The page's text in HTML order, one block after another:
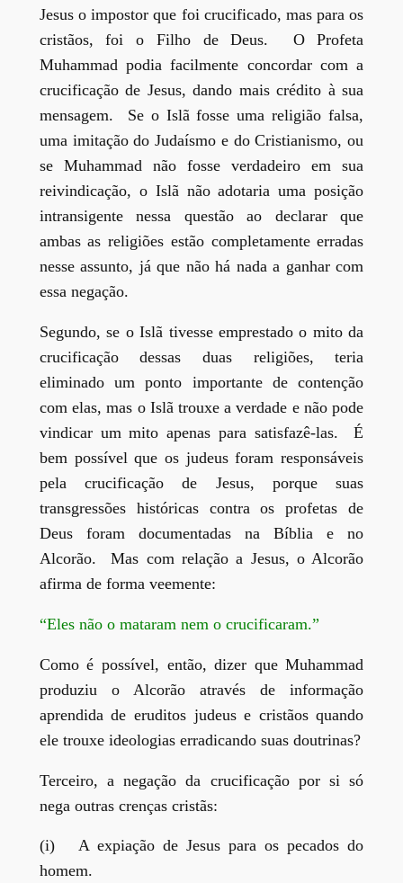
Jesus o impostor que foi crucificado, mas para os
cristãos, foi o Filho de Deus. O Profeta
Muhammad podia facilmente concordar com a
crucificação de Jesus, dando mais crédito à sua
mensagem. Se o Islã fosse uma religião falsa,
uma imitação do Judaísmo e do Cristianismo, ou
se Muhammad não fosse verdadeiro em sua
reivindicação, o Islã não adotaria uma posição
intransigente nessa questão ao declarar que
ambas as religiões estão completamente erradas
nesse assunto, já que não há nada a ganhar com
essa negação.
Segundo, se o Islã tivesse emprestado o mito da
crucificação dessas duas religiões, teria
eliminado um ponto importante de contenção
com elas, mas o Islã trouxe a verdade e não pode
vindicar um mito apenas para satisfazê-las. É
bem possível que os judeus foram responsáveis
pela crucificação de Jesus, porque suas
transgressões históricas contra os profetas de
Deus foram documentadas na Bíblia e no
Alcorão. Mas com relação a Jesus, o Alcorão
afirma de forma veemente:
“Eles não o mataram nem o crucificaram.”
Como é possível, então, dizer que Muhammad
produziu o Alcorão através de informação
aprendida de eruditos judeus e cristãos quando
ele trouxe ideologias erradicando suas doutrinas?
Terceiro, a negação da crucificação por si só
nega outras crenças cristãs:
(i) A expiação de Jesus para os pecados do
homem.